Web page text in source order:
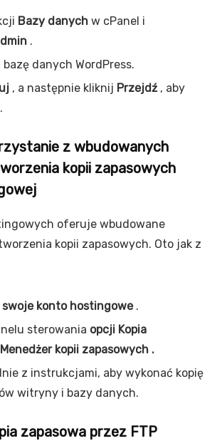
Bazy danych w cPanel i
.
danych WordPress.
, a następnie kliknij Przejdź, aby
z wbudowanych
kopii zapasowych
oferuje wbudowane
kopii zapasowych. Oto jak z
swoje konto hostingowe.
sterowania opcji Kopia
Menedżer kopii zapasowych .
z instrukcjami, aby wykonać kopię
witryny i bazy danych.
zapasowa przez FTP